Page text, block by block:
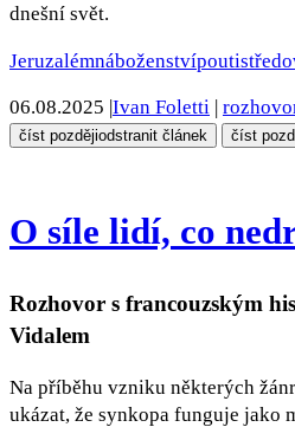
dnešní svět.
Jeruzalémnáboženstvípouti
06.08.2025 Ivan Foletti
číst pozdějiodstranit článek číst
O síle lidí, co
Rozhovor s francouzským
Vidalem
Na příběhu vzniku některých
ukázat, že synkopa funguje jako